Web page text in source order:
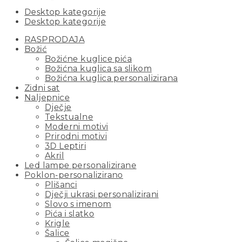
Desktop kategorije
Desktop kategorije
RASPRODAJA
Božić
Božićne kuglice pića
Božićna kuglica sa slikom
Božićna kuglica personalizirana
Zidni sat
Naljepnice
Dječje
Tekstualne
Moderni motivi
Prirodni motivi
3D Leptiri
Akril
Led lampe personalizirane
Poklon-personalizirano
Plišanci
Dječji ukrasi personalizirani
Slovo s imenom
Pića i slatko
Krigle
Šalice